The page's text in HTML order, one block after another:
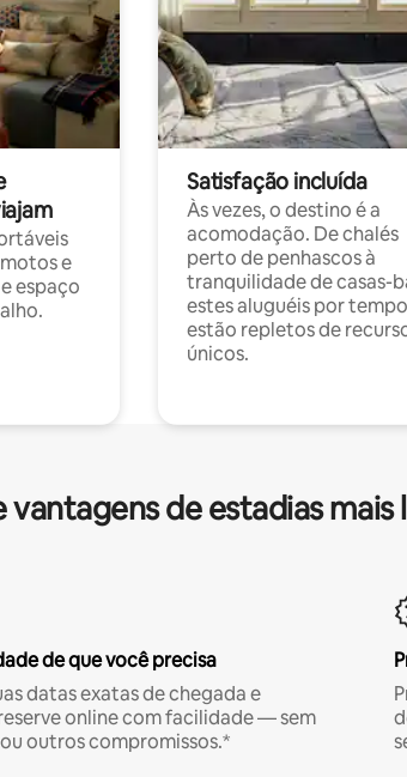
e
espaço
Satisfação incluída
Às vezes, o destino é a
acomodação. De chalés
perto de penhascos à
tranquilidade de casas-
estes aluguéis por
estão repletos de
únicos.
de estadias mais
de que você precisa
datas exatas de chegada e
online com facilidade — sem
outros compromissos.*